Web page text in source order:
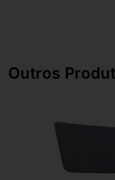
Outros